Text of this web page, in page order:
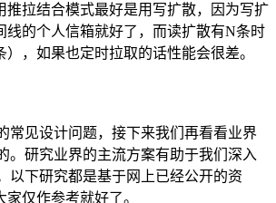
推拉结合模式最好是用写扩散，因为写扩
线的个人信箱就好了，而读扩散有N条时
，如果也定时拉取的话性能会很差。
常见设计问题，接下来我们再看看业界
。研究业界的主流方案有助于我们深入
以下研究都是基于网上已经公开的资
仅作参考就好了。